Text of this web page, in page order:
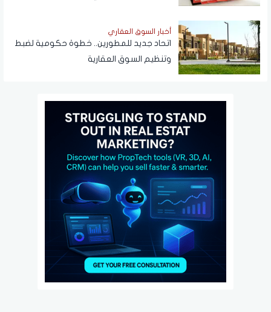
أخبار السوق العقاري
اتحاد جديد للمطورين.. خطوة حكومية لضبط
وتنظيم السوق العقارية